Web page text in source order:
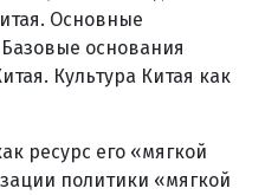
Основные
основания
Культура Китая как
ресурс его «мягкой
политики «мягкой